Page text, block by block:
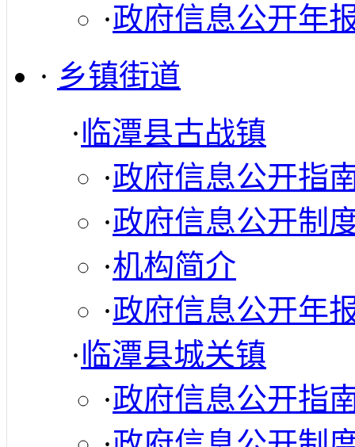
·政府信息公开年
· 乡镇街道
·临潭县古战镇
·政府信息公开指
·政府信息公开制
·机构简介
·政府信息公开年
·临潭县城关镇
·政府信息公开指